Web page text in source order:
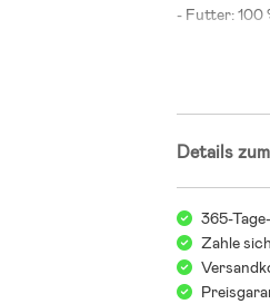
- Futter: 100
Details
365-
Zahle